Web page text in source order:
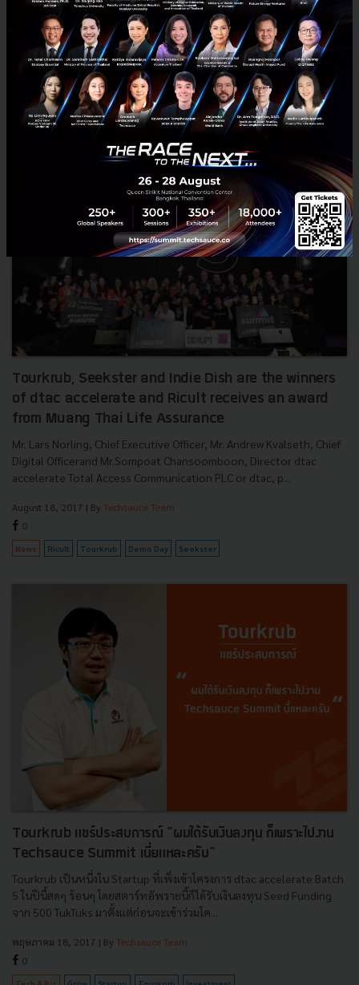
standing out as the top company for travel tours in Thailand with a
sleek and informative online platform which can be ...
January 8, 2018 | BySusan
Tech & Biz Travel startup Thailand Tourkrub
Tourkrub, Seekster and Indie Dish are the winners
of dtac accelerate and Ricult receives an award
from Muang Thai Life Assurance
Mr. Lars Norling, Chief Executive Officer, Mr. Andrew Kvalseth, Chief
Digital Officerand Mr.Sompoat Chansoomboon, Director dtac
accelerate Total Access Communication PLC or dtac, p...
August 18, 2017 | By Techsauce Team
0
News Ricult Tourkrub Demo Day Seekster
Tourkrub แชร์ประสบการณ์ "ผมได้รับเงินลงทุน ก็เพราะไปงาน
Techsauce Summit เนี่ยแหละครับ"
Tourkrub เป็นหนึ่งใน Startup ที่เพิ่งเข้าโครงการ dtac accelerate Batch
5 ในปีนี้สดๆ ร้อนๆ โดยสตาร์ทอัพรายนี้ก็ได้รับเงินลงทุน Seed Funding
จาก 500 TukTuks มาตั้งแต่ก่อนจะเข้าร่วมโค...
พฤษภาคม 18, 2017 | By Techsauce Team
0
Tech & Biz Grow Startup Tourkrub Investment